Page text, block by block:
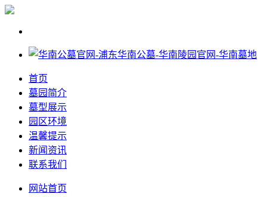
首页
墓园简介
墓型展示
园区环境
温馨提示
新闻资讯
联系我们
网站首页